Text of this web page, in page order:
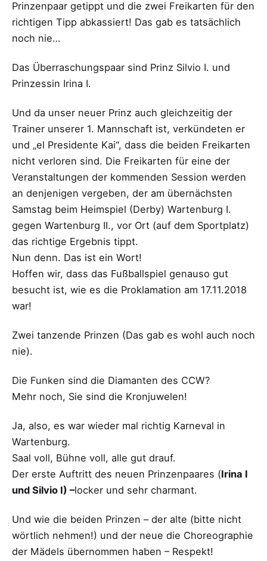
Prinzenpaar getippt und die zwei Freikarten für den
richtigen Tipp abkassiert! Das gab es tatsächlich
noch nie…
Das Überraschungspaar sind Prinz Silvio I. und
Prinzessin Irina I.
Und da unser neuer Prinz auch gleichzeitig der
Trainer unserer 1. Mannschaft ist, verkündeten er
und „el Presidente Kai“, dass die beiden Freikarten
nicht verloren sind. Die Freikarten für eine der
Veranstaltungen der kommenden Session werden
an denjenigen vergeben, der am übernächsten
Samstag beim Heimspiel (Derby) Wartenburg I.
gegen Wartenburg II., vor Ort (auf dem Sportplatz)
das richtige Ergebnis tippt.
Nun denn. Das ist ein Wort!
Hoffen wir, dass das Fußballspiel genauso gut
besucht ist, wie es die Proklamation am 17.11.2018
war!
Zwei tanzende Prinzen (Das gab es wohl auch noch
nie).
Die Funken sind die Diamanten des CCW?
Mehr noch, Sie sind die Kronjuwelen!
Ja, also, es war wieder mal richtig Karneval in
Wartenburg.
Saal voll, Bühne voll, alle gut drauf.
Der erste Auftritt des neuen Prinzenpaares (Irina I
und Silvio I) –locker und sehr charmant.
Und wie die beiden Prinzen – der alte (bitte nicht
wörtlich nehmen!) und der neue die Choreographie
der Mädels übernommen haben – Respekt!